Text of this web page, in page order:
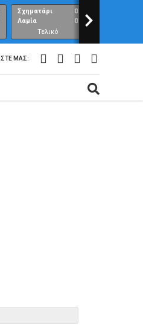
Σχηματάρι
Λαμία
0
0
Τελικό
αποτέλεσμα
>
ΜΑΣ: